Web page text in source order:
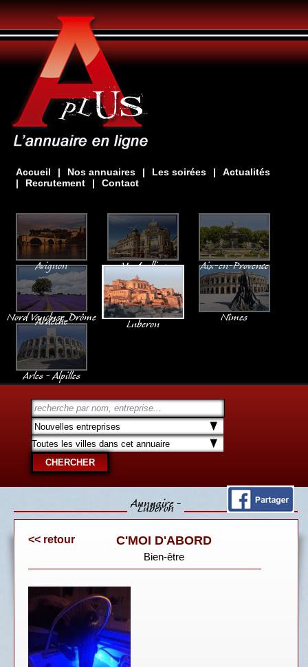
Accueil | Nos annuaires | Les soirées |
Actualités
|
Recrutement | Contact
Avignon Montpellier Aix-en-Provence
Nord Vaucluse, Drôme
Ardèche
Luberon
Nîmes
Arles - Alpilles
Annuaire -
Luberon
<< retour C'MOI D'ABORD
Bien-être